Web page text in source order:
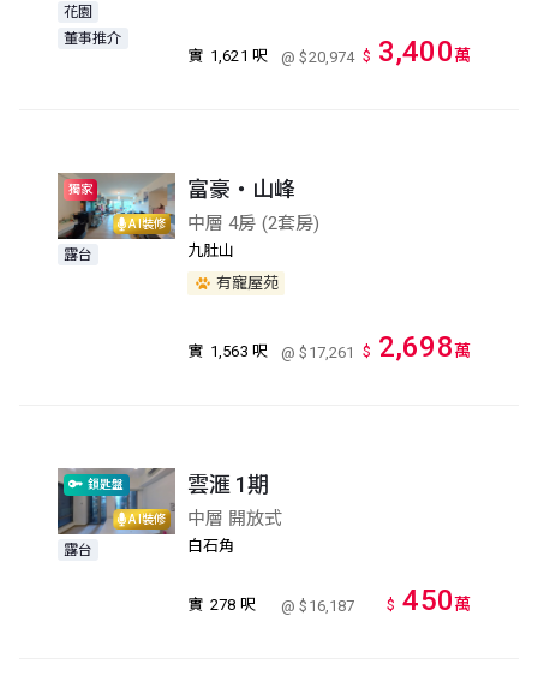
花園
董事推介
實 1,621 呎 @ $20,974 $ 3,400萬
AI裝修
獨家
露台
富豪‧山峰
中層 4房 (2套房)
九肚山
有寵屋苑
實 1,563 呎 @ $17,261 $ 2,698萬
AI裝修
鎖匙盤
露台
雲滙 1期
中層 開放式
白石角
實 278 呎 @ $16,187 $ 450萬